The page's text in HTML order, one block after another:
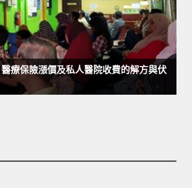
療保險漲價及私人醫院收費的解方與伏